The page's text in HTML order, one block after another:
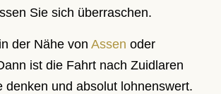
Sie sich überraschen.
der Nähe von Assen oder
ist die Fahrt nach Zuidlaren
denken und absolut lohnenswert.